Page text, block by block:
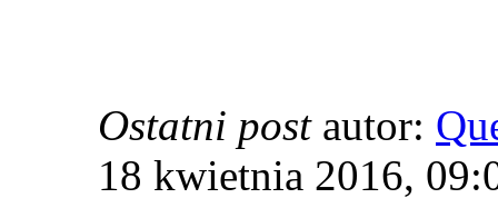
Ostatni post autor:
18 kwietnia 2016,